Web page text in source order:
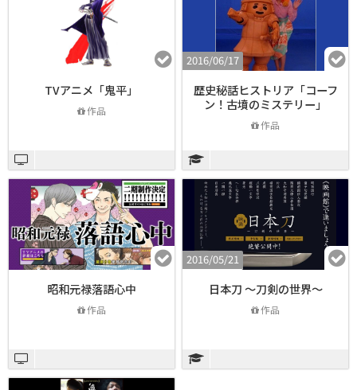
TVアニメ「鬼平」
作品
2016/06/17
歴史秘話ヒストリア「コーフ
ン！古墳のミステリー」
作品
昭和元禄落語心中
作品
2016/05/21
日本刀 ～刀剣の世界～
作品